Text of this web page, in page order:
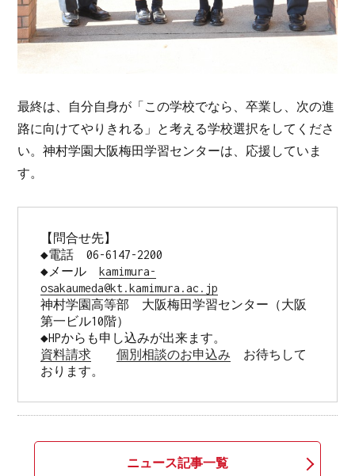
最終は、自分自身が「この学校でなら、卒業し、次の進
路に向けてやりきれる」と考える学校選択をしてくださ
い。神村学園大阪梅田学習センターは、応援していま
す。
【問合せ先】
◆電話　06-6147-2200
◆メール kamimura-
osakaumeda@kt.kamimura.ac.jp
神村学園高等部　大阪梅田学習センター（大阪
第一ビル10階）
資料請求
個別相談のお申込み お待ちして
おります。
ニュース記事一覧